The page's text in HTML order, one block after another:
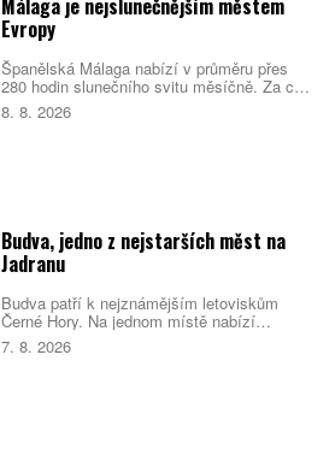
Málaga je nejslunečnějším městem
Evropy
Španělská Málaga nabízí v průměru přes
280 hodin slunečního svitu měsíčně. Za celý
rok tak nasbírá více než 3000 slunečných
hodin a podle srovnání cestovatelského
8. 8. 2026
Budva, jedno z nejstarších měst na
Jadranu
Budva patří k nejznámějším letoviskům
Černé Hory. Na jednom místě nabízí
opevněné staré město, dlouhé městské
pláže, menší zátoky i snadné výlety podél
7. 8. 2026